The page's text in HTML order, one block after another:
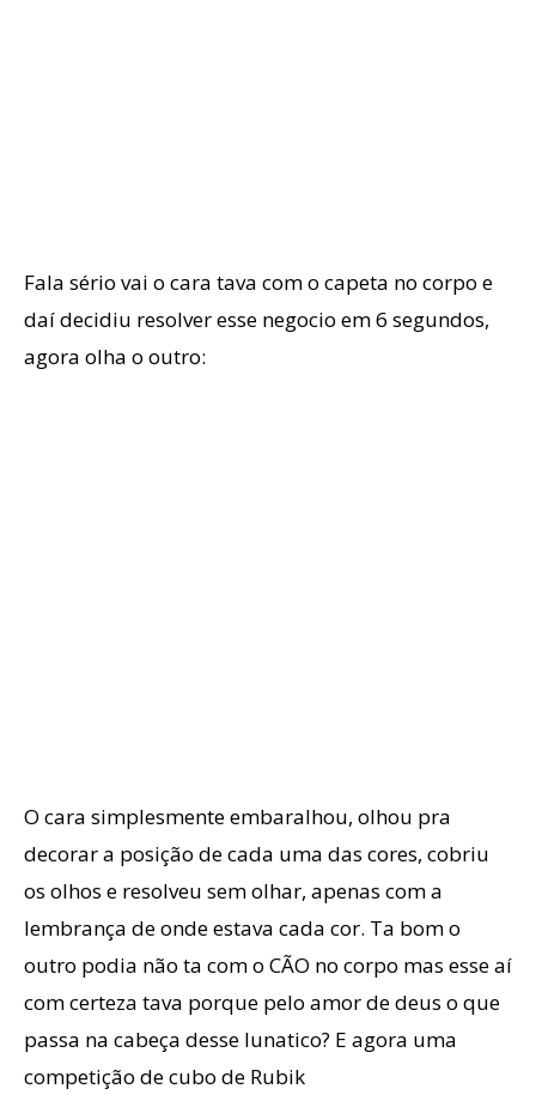
Fala sério vai o cara tava com o capeta no corpo e
daí decidiu resolver esse negocio em 6 segundos,
agora olha o outro:
O cara simplesmente embaralhou, olhou pra
decorar a posição de cada uma das cores, cobriu
os olhos e resolveu sem olhar, apenas com a
lembrança de onde estava cada cor. Ta bom o
outro podia não ta com o CÃO no corpo mas esse aí
com certeza tava porque pelo amor de deus o que
passa na cabeça desse lunatico? E agora uma
competição de cubo de Rubik